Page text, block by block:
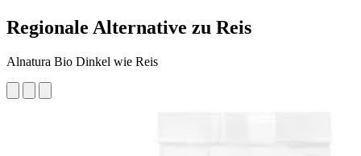
Regionale Alternative zu Reis
Alnatura Bio Dinkel wie Reis